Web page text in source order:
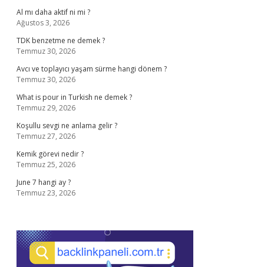
Al mı daha aktif ni mi ?
Ağustos 3, 2026
TDK benzetme ne demek ?
Temmuz 30, 2026
Avcı ve toplayıcı yaşam sürme hangi dönem ?
Temmuz 30, 2026
What is pour in Turkish ne demek ?
Temmuz 29, 2026
Koşullu sevgi ne anlama gelir ?
Temmuz 27, 2026
Kemik görevi nedir ?
Temmuz 25, 2026
June 7 hangi ay ?
Temmuz 23, 2026